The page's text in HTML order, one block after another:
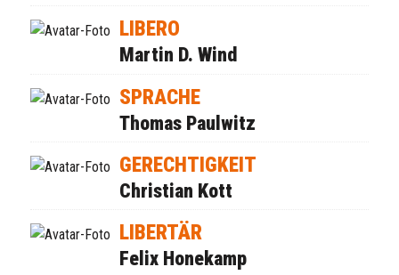
LIBERO
Martin D. Wind
SPRACHE
Thomas Paulwitz
GERECHTIGKEIT
Christian Kott
LIBERTÄR
Felix Honekamp